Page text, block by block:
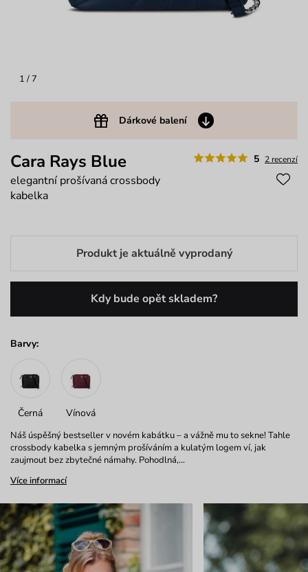
1 / 7
Dárkové balení
5 2 recenzí
Cara Rays Blue
elegantní prošívaná crossbody
kabelka
Produkt je aktuálně vyprodaný
Kdy bude opět skladem?
Barvy:
Černá Vínová
Náš úspěšný bestseller v novém kabátku – a vážně mu to sekne! Tahle
crossbody kabelka s jemným prošíváním a kulatým logem ví, jak
zaujmout bez zbytečné námahy. Pohodlná,…
Více informací